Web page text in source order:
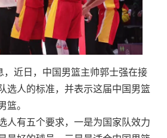
近日，中国男篮主帅郭士强在接
选人的标准，并表示这届中国男篮
。
人有五个要求，一是为国家队效力